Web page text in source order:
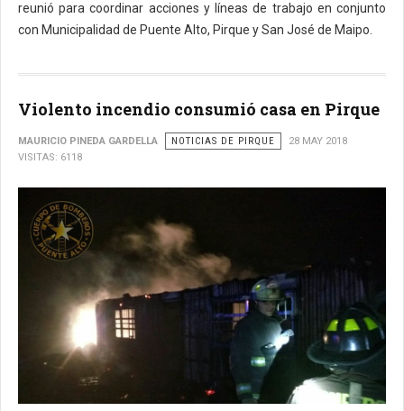
reunió para coordinar acciones y líneas de trabajo en conjunto
con Municipalidad de Puente Alto, Pirque y San José de Maipo.
Violento incendio consumió casa en Pirque
MAURICIO PINEDA GARDELLA NOTICIAS DE PIRQUE
28 MAY 2018
VISITAS: 6118